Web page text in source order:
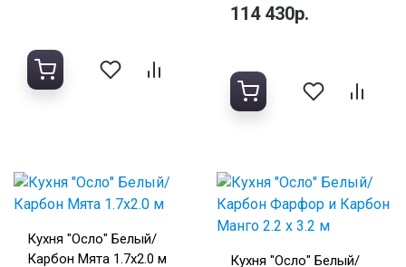
114 430р.
Кухня "Осло" Белый/
Карбон Мята 1.7х2.0 м
Кухня "Осло" Белый/